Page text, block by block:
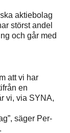
aktiebolag
störst andel
och går med
att vi har
en
vi, via SYNA,
säger Per-